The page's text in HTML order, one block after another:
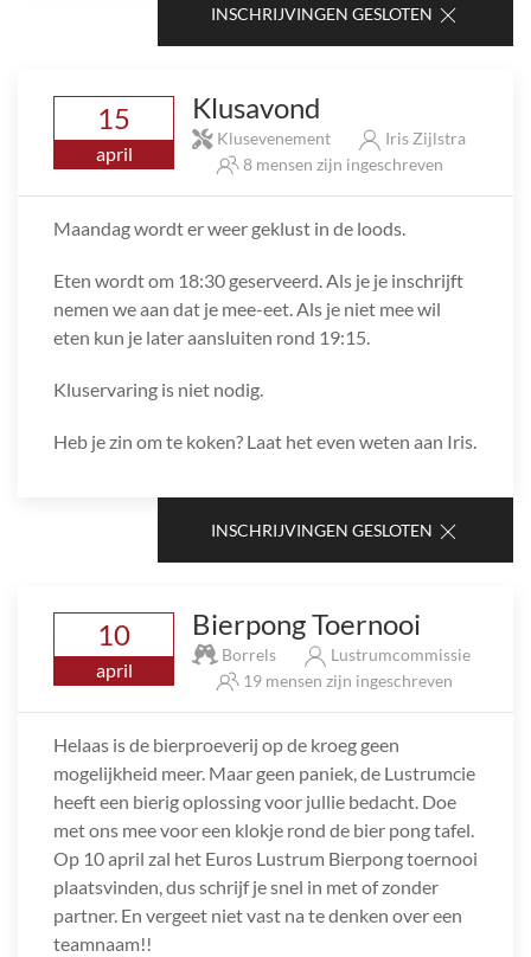
INSCHRIJVINGEN GESLOTEN
15
april
Klusavond
Klusevenement
Iris Zijlstra
8 mensen zijn ingeschreven
Maandag wordt er weer geklust in de loods.
Eten wordt om 18:30 geserveerd. Als je je inschrijft
nemen we aan dat je mee-eet. Als je niet mee wil
eten kun je later aansluiten rond 19:15.
Kluservaring is niet nodig.
Heb je zin om te koken? Laat het even weten aan Iris.
INSCHRIJVINGEN GESLOTEN
10
april
Bierpong Toernooi
Borrels
Lustrumcommissie
19 mensen zijn ingeschreven
Helaas is de bierproeverij op de kroeg geen
mogelijkheid meer. Maar geen paniek, de Lustrumcie
heeft een bierig oplossing voor jullie bedacht. Doe
met ons mee voor een klokje rond de bier pong tafel.
Op 10 april zal het Euros Lustrum Bierpong toernooi
plaatsvinden, dus schrijf je snel in met of zonder
partner. En vergeet niet vast na te denken over een
teamnaam!!